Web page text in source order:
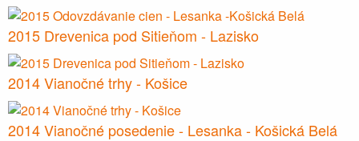
2015 Drevenica pod Sitieňom - Lazisko
2014 Vianočné trhy - Košice
2014 Vianočné posedenie - Lesanka - Košická Belá